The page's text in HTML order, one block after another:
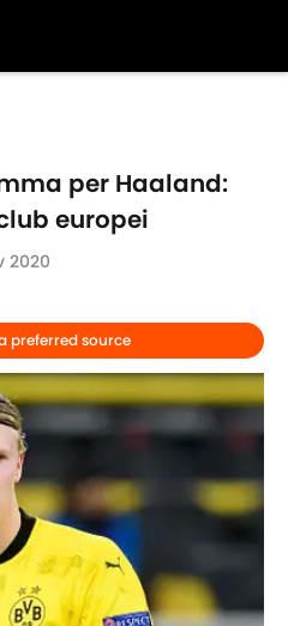
per Haaland:
europei
2020
preferred source